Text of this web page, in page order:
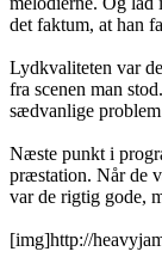
det faktum, at han
Lydkvaliteten var
fra scenen man
sædvanlige
Næste punkt i
præstation. Når de
var de rigtig gode,
[img]http://